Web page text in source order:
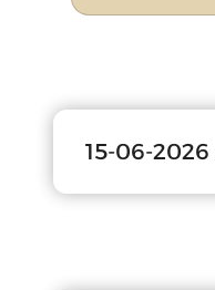
2026-06-15